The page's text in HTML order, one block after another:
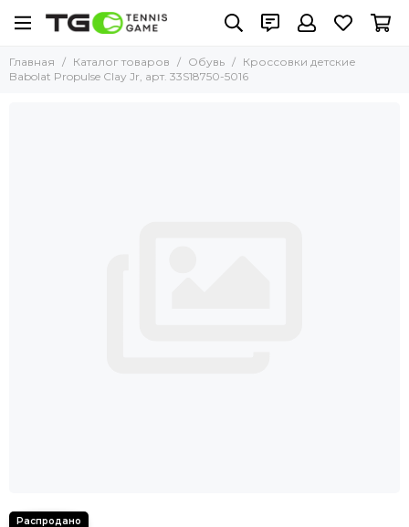
Главная Каталог товаров Обувь
Кроссовки детские
Babolat Propulse Clay Jr, арт. 33S18750-5016